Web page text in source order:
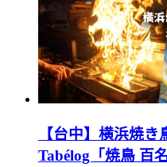
【台中】横浜焼
Tabélog「焼鳥 百